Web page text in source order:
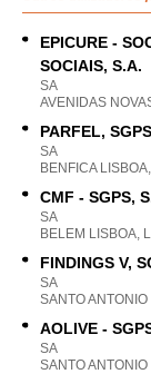
EPICURE -
SOCIAIS, S.A.
SA
AVENIDAS
PARFEL,
SA
BENFICA
CMF - SGPS,
SA
BELEM LISBOA,
FINDINGS V,
SA
SANTO
AOLIVE -
SA
SANTO